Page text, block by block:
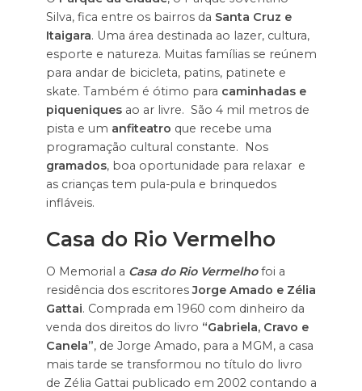
Silva, fica entre os bairros da Santa Cruz e
Itaigara. Uma área destinada ao lazer, cultura,
esporte e natureza. Muitas famílias se reúnem
para andar de bicicleta, patins, patinete e
skate. Também é ótimo para caminhadas e
piqueniquesao ar livre. São 4 mil metros de
pista e um anfiteatro que recebe uma
programação cultural constante. Nos
gramados, boa oportunidade para relaxar e
as crianças tem pula-pula e brinquedos
infláveis.
Casa do Rio Vermelho
O Memorial a Casa do Rio Vermelhofoi a
residência dos escritoresJorge Amado e Zélia
Gattai. Comprada em 1960 com dinheiro da
venda dos direitos do livro “Gabriela, Cravo e
Canela”, de Jorge Amado, para a MGM, a casa
mais tarde se transformou no título do livro
de Zélia Gattai publicado em 2002 contando a